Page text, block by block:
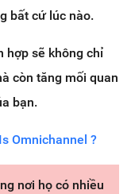
bất cứ lúc nào.
hợp sẽ không chỉ
còn tăng mối quan
bạn.
Omnichannel ?
nơi họ có nhiều